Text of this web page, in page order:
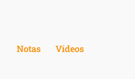
Notas Vídeos